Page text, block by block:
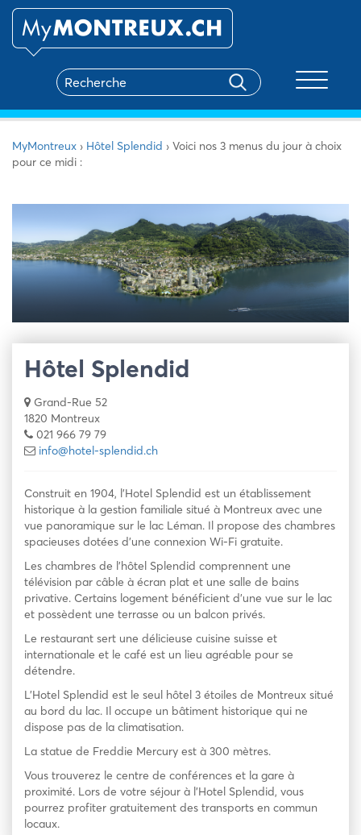
MyMontreux › Hôtel Splendid › Voici nos 3 menus du jour à choix
pour ce midi :
Hôtel Splendid
Grand-Rue 52
1820 Montreux
021 966 79 79
info@hotel-splendid.ch
Construit en 1904, l’Hotel Splendid est un établissement
historique à la gestion familiale situé à Montreux avec une
vue panoramique sur le lac Léman. Il propose des chambres
spacieuses dotées d’une connexion Wi-Fi gratuite.
Les chambres de l’hôtel Splendid comprennent une
télévision par câble à écran plat et une salle de bains
privative. Certains logement bénéficient d’une vue sur le lac
et possèdent une terrasse ou un balcon privés.
Le restaurant sert une délicieuse cuisine suisse et
internationale et le café est un lieu agréable pour se
détendre.
L’Hotel Splendid est le seul hôtel 3 étoiles de Montreux situé
au bord du lac. Il occupe un bâtiment historique qui ne
dispose pas de la climatisation.
La statue de Freddie Mercury est à 300 mètres.
Vous trouverez le centre de conférences et la gare à
proximité. Lors de votre séjour à l’Hotel Splendid, vous
pourrez profiter gratuitement des transports en commun
locaux.